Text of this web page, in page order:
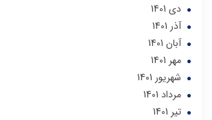
دی 1401
آذر 1401
آبان 1401
مهر 1401
شهریور 1401
مرداد 1401
تير 1401